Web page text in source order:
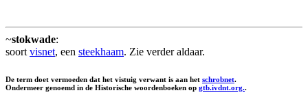
~stokwade:
soort visnet, een steekhaam. Zie verder aldaar.
De term doet vermoeden dat het vistuig verwant is aan het schrobnet.
Ondermeer genoemd in de Historische woordenboeken op gtb.ivdnt.org..